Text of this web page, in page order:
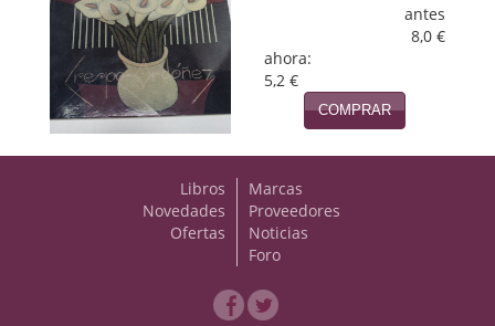
Viajes
antes
8,0 €
ahora:
5,2 €
COMPRAR
Libros
Novedades
Ofertas
Marcas
Proveedores
Noticias
Foro